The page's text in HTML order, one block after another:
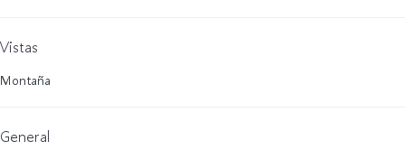
Vistas
Montaña
General